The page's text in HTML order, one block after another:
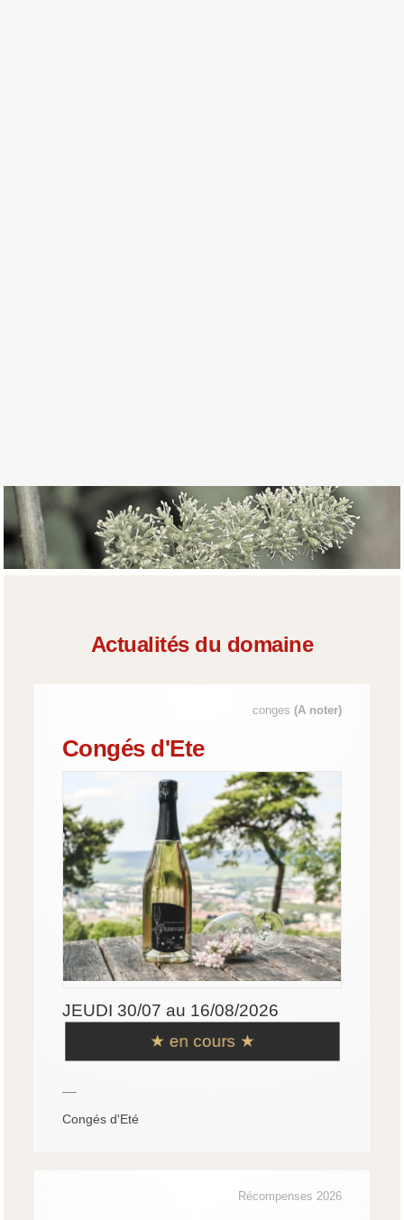
Actualités du domaine
conges(A noter)
Congés d'Ete
JEUDI 30/07 au 16/08/2026
★ en cours ★
—
Congés d'Eté
Récompenses 2026